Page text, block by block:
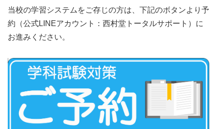
当校の学習システムをご存じの方は、下記のボタンより予
約（公式LINEアカウント：西村堂トータルサポート）に
お進みください。